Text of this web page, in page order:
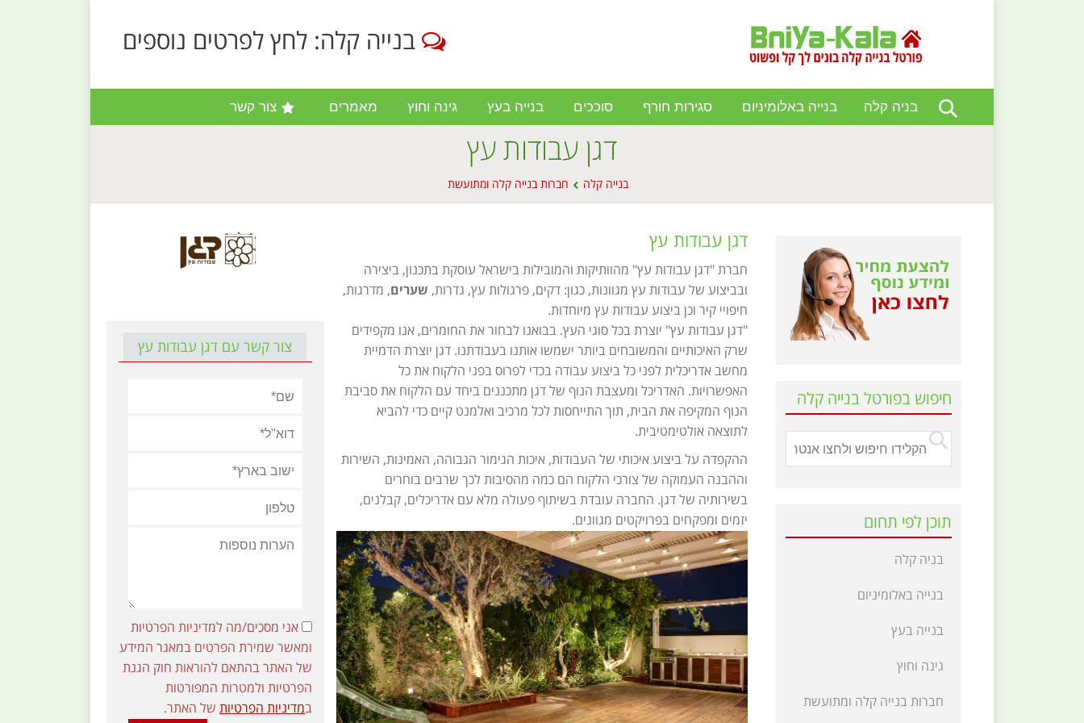
בנייה קלה: לחץ לפרטים נוספים
בניה קלה בנייה באלומיניום סגירות חורף סוככים בנייה בעץ גינה וחוץ מאמרים צור קשר
דגן עבודות עץ
בנייה קלה חברות בנייה קלה ומתועשת
דגן עבודות עץ
חברת "דגן עבודות עץ" מהוותיקות והמובילות בישראל עוסקת בתכנון, ביצירה
ובביצוע של עבודות עץ מגוונות, כגון: דקים, פרגולות עץ, גדרות, שערים, מדרגות,
חיפויי קיר וכן ביצוע עבודות עץ מיוחדות.
צור קשר עם דגן עבודות עץ
אני מסכים/מה למדיניות הפרטיות
ומאשר שמירת הפרטים במאגר המידע
של האתר בהתאם להוראות חוק הגנת
הפרטיות ולמטרות המפורטות
במדיניות הפרטיות של האתר.
"דגן עבודות עץ" יוצרת בכל סוגי העץ. בבואנו לבחור את החומרים, אנו מקפידים
שרק האיכותיים והמשובחים ביותר ישמשו אותנו בעבודתנו. דגן יוצרת הדמיית
מחשב אדריכלית לפני כל ביצוע עבודה בכדי לפרוס בפני הלקוח את כל
האפשרויות. האדריכל ומעצבת הנוף של דגן מתכננים ביחד עם הלקוח את סביבת
הנוף המקיפה את הבית, תוך התייחסות לכל מרכיב ואלמנט קיים כדי להביא
לתוצאה אולטימטיבית.
ההקפדה על ביצוע איכותי של העבודות, איכות הגימור הגבוהה, האמינות, השירות
וההבנה העמוקה של צורכי הלקוח הם כמה מהסיבות לכך שרבים בוחרים
בשירותיה של דגן. החברה עובדת בשיתוף פעולה מלא עם אדריכלים, קבלנים,
יזמים ומפקחים בפרויקטים מגוונים.
חיפוש בפורטל בנייה קלה
תוכן לפי תחום
בניה קלה
בנייה באלומיניום
בנייה בעץ
גינה וחוץ
חברות בנייה קלה ומתועשת